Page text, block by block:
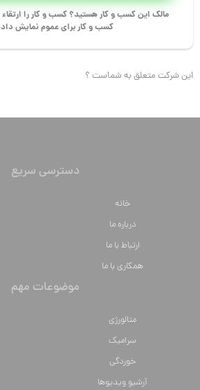
مالک این کسب و کار هستید؟ کسب و کار را
کسب و کار برای عموم نمایش
این شرکت متعلق به شماست ؟
دسترسی سریع
خانه
درباره ما
ارتباط با ما
همکاری با ما
موضوعات مهم
متالورژي
سراميك
خوردگی
آرشیو ویدیوها